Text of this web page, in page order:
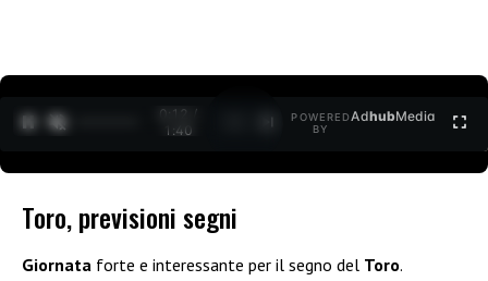
0:12 /
1:40
POWERED
BY
AdhubMedia
Toro, previsioni segni
Giornata forte e interessante per il segno del Toro.